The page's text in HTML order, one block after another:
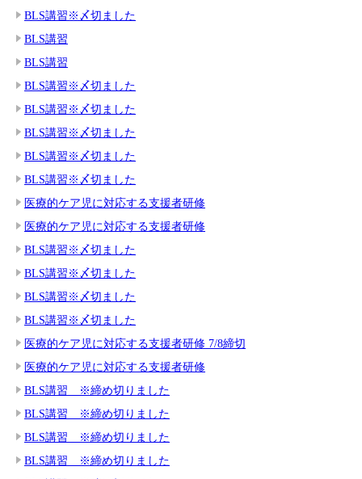
BLS講習※〆切ました
BLS講習
BLS講習
BLS講習※〆切ました
BLS講習※〆切ました
BLS講習※〆切ました
BLS講習※〆切ました
BLS講習※〆切ました
医療的ケア児に対応する支援者研修
医療的ケア児に対応する支援者研修
BLS講習※〆切ました
BLS講習※〆切ました
BLS講習※〆切ました
BLS講習※〆切ました
医療的ケア児に対応する支援者研修 7/8締切
医療的ケア児に対応する支援者研修
BLS講習 ※締め切りました
BLS講習 ※締め切りました
BLS講習 ※締め切りました
BLS講習 ※締め切りました